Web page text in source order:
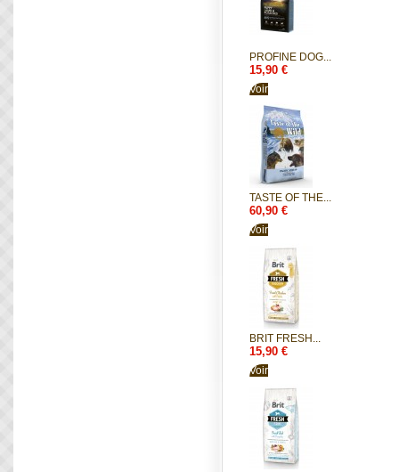
PROFINE DOG...
15,90 €
Voir
TASTE OF THE...
60,90 €
Voir
BRIT FRESH...
15,90 €
Voir